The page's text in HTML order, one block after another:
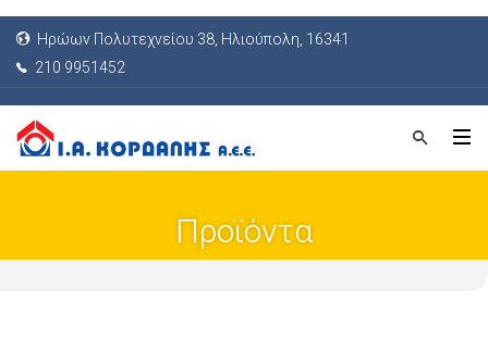
Ηρώων Πολυτεχνείου 38, Ηλιούπολη, 16341
210 9951452
Προϊόντα